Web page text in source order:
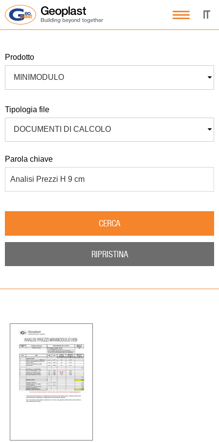
IT
prodotto
MINIMODULO
tipologia file
DOCUMENTI DI CALCOLO
parola chiave
CERCA
RIPRISTINA